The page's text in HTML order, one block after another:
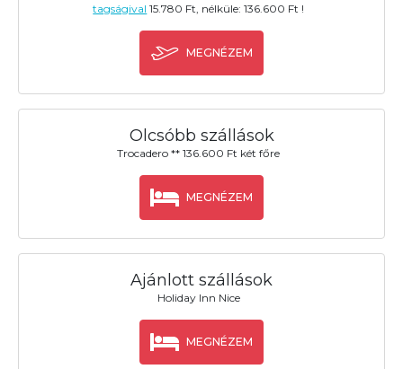
tagságival 15.780 Ft, nélküle: 136.600 Ft !
MEGNÉZEM
Olcsóbb szállások
Trocadero ** 136.600 Ft két főre
MEGNÉZEM
Ajánlott szállások
Holiday Inn Nice
MEGNÉZEM